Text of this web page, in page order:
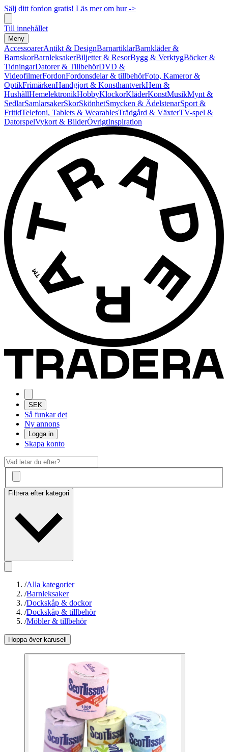
Sälj ditt fordon gratis! Läs mer om hur ->
Till innehållet
Meny
AccessoarerAntikt & DesignBarnartiklarBarnkläder &
BarnskorBarnleksakerBiljetter & ResorBygg & VerktygBöcker &
TidningarDatorer & TillbehörDVD &
VideofilmerFordonFordonsdelar & tillbehörFoto, Kameror &
OptikFrimärkenHandgjort & KonsthantverkHem &
HushållHemelektronikHobbyKlockorKläderKonstMusikMynt &
SedlarSamlarsakerSkorSkönhetSmycken & ÄdelstenarSport &
FritidTelefoni, Tablets & WearablesTrädgård & VäxterTV-spel &
DatorspelVykort & BilderÖvrigtInspiration
SEK
Så funkar det
Ny annons
Logga in
Skapa konto
Filtrera efter kategori
/Alla kategorier
/Barnleksaker
/Dockskåp & dockor
/Dockskåp & tillbehör
/Möbler & tillbehör
Hoppa över karusell